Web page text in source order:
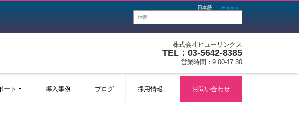
日本語 English
株式会社ヒューリンクス
TEL：03-5642-8385
営業時間：9:00-17:30
ート 導入事例 ブログ 採用情報 お問い合わせ